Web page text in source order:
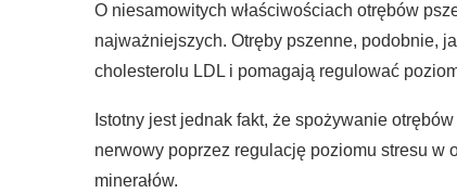
O niesamowitych właściwościach otrębów
najważniejszych. Otręby pszenne, podobnie,
cholesterolu LDL i pomagają regulować
Istotny jest jednak fakt, że spożywanie
nerwowy poprzez regulację poziomu stresu w
minerałów.